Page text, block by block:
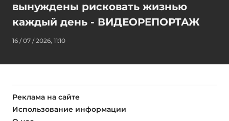
вынуждены рисковать жизнью
каждый день - ВИДЕОРЕПОРТАЖ
16 / 07 / 2026, 11:10
Реклама на сайте
Использование информации